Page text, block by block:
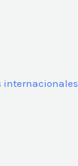
internacionales